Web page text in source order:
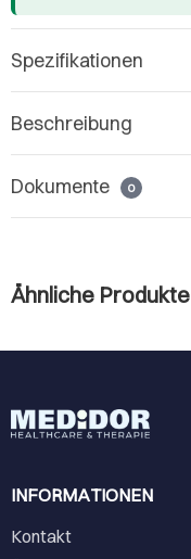
Spezifikationen
Beschreibung
Dokumente 0
Ähnliche Produkte
INFORMATIONEN
Kontakt